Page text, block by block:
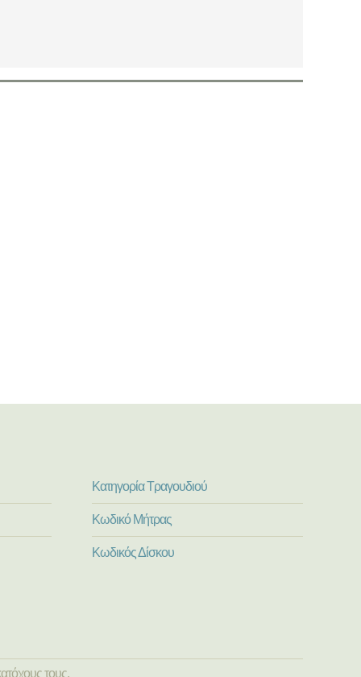
Κατηγορία Τραγουδιού
Κωδικό Μήτρας
Κωδικός Δίσκου
τους.